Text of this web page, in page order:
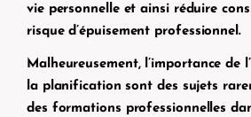
vie personnelle et ainsi réduire
risque d’épuisement professionnel.
Malheureusement, l’importance de
la planification sont des sujets
des formations professionnelles